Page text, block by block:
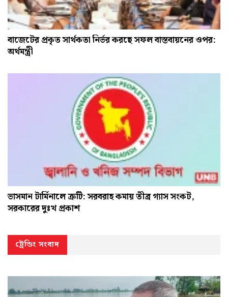
বাজেটের প্রকৃত সার্থকতা নির্ভর করছে সফল বাস্তবায়নের ওপর:
অর্থমন্ত্রী
ভাসমান টার্মিনালে ত্রুটি: সরবরাহ কমায় তীব্র গ্যাস সংকট,
সরকারের দুঃখ প্রকাশ
ট্রেন্ডিং সংবাদ